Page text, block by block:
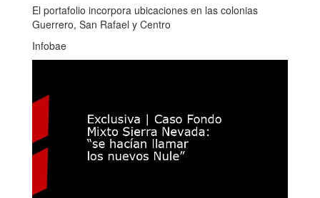
El portafolio incorpora ubicaciones en las colonias
Guerrero, San Rafael y Centro
Infobae